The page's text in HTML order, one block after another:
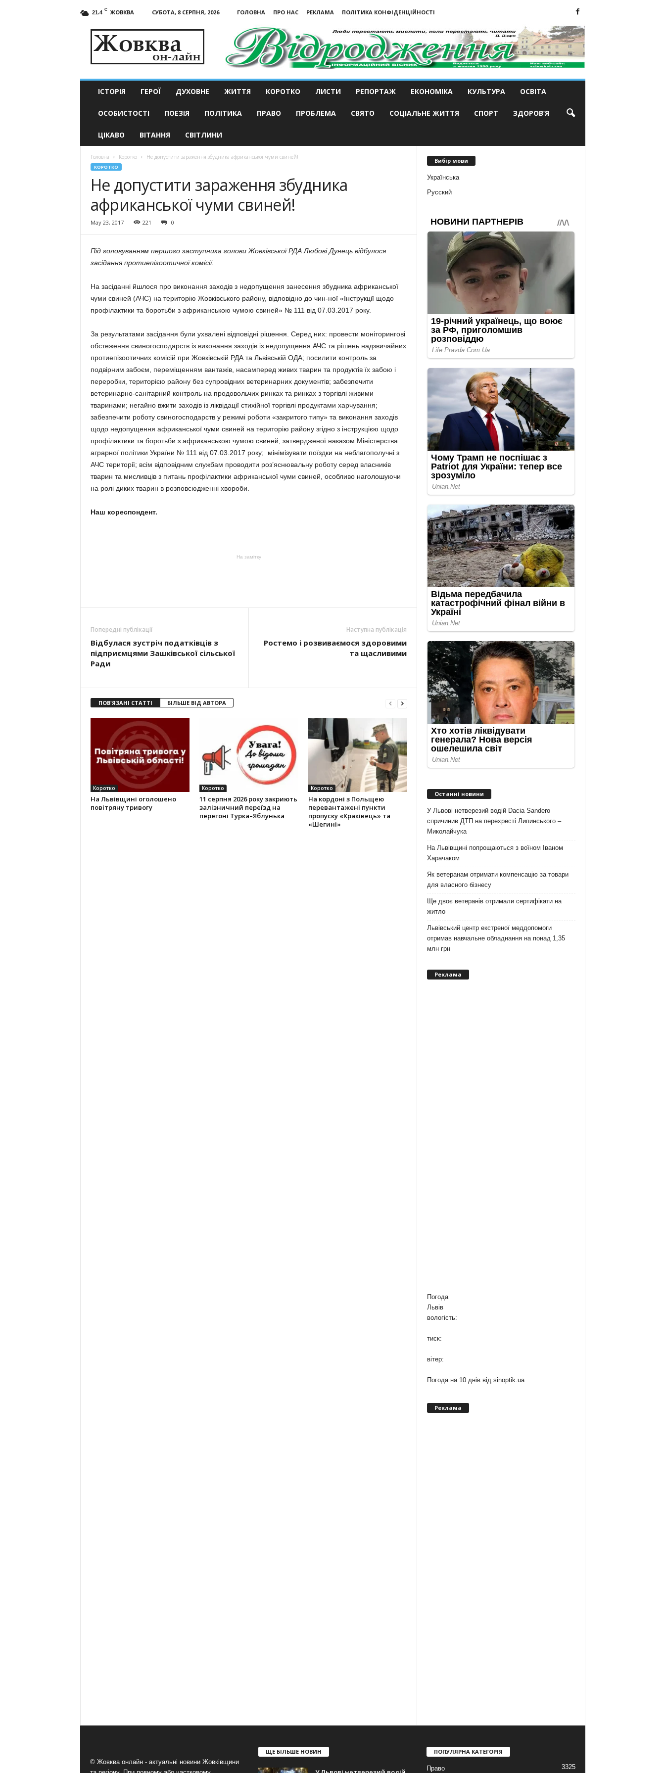
21.4 C ЖОВКВА СУБОТА, 8 СЕРПНЯ, 2026 ГОЛОВНА ПРО НАС РЕКЛАМА
ПОЛІТИКА КОНФІДЕНЦІЙНОСТІ
актуальні
ІСТОРІЯ ГЕРОЇ ДУХОВНЕ ЖИТТЯ КОРОТКО ЛИСТИ РЕПОРТАЖ ЕКОНОМІКА КУЛЬТУРА ОСВІТА
ОСОБИСТОСТІ ПОЕЗІЯ ПОЛІТИКА ПРАВО ПРОБЛЕМА СВЯТО СОЦІАЛЬНЕ ЖИТТЯ СПОРТ ЗДОРОВ’Я
ЦІКАВО ВІТАННЯ СВІТЛИНИ
Головна Коротко Не допустити зараження збудника африканської чуми свиней!
КОРОТКО
Не допустити зараження збудника
африканської чуми свиней!
May 23, 2017 221 0
Під головуванням першого заступника голови Жовківської РДА Любові Дунець відбулося
засідання протиепізоотичної комісії.
На засіданні йшлося про виконання заходів з недопущення занесення збудника африканської
чуми свиней (АЧС) на територію Жовківського району, відповідно до чин-ної «Інструкції щодо
профілактики та боротьби з африканською чумою свиней» № 111 від 07.03.2017 року.
За результатами засідання були ухвалені відповідні рішення. Серед них: провести моніторингові
обстеження свиногосподарств із виконання заходів із недопущення АЧС та рішень надзвичайних
протиепізоотичних комісій при Жовківській РДА та Львівській ОДА; посилити контроль за
подвірним забоєм, переміщенням вантажів, насамперед живих тварин та продуктів їх забою і
переробки, територією району без супровідних ветеринарних документів; забезпечити
ветеринарно-санітарний контроль на продовольчих ринках та ринках з торгівлі живими
тваринами; негайно вжити заходів із ліквідації стихійної торгівлі продуктами харчування;
забезпечити роботу свиногосподарств у режимі роботи «закритого типу» та виконання заходів
щодо недопущення африканської чуми свиней на територію району згідно з інструкцією щодо
профілактики та боротьби з африканською чумою свиней, затвердженої наказом Міністерства
аграрної політики України № 111 від 07.03.2017 року; мінімізувати поїздки на неблагополучні з
АЧС території; всім відповідним службам проводити роз’яснювальну роботу серед власників
тварин та мисливців з питань профілактики африканської чуми свиней, особливо наголошуючи
на ролі диких тварин в розповсюдженні хвороби.
Наш кореспондент.
На замітку
Попередні публікації
Відбулася зустріч податківців з
підприємцями Зашківської сільської
Ради
Наступна публікація
Ростемо і розвиваємося здоровими
та щасливими
ПОВ'ЯЗАНІ СТАТТІ БІЛЬШЕ ВІД АВТОРА
Коротко
На Львівщині оголошено
повітряну тривогу
Коротко
11 серпня 2026 року закриють
залізничний переїзд на
перегоні Турка–Яблунька
Коротко
На кордоні з Польщею
перевантажені пункти
пропуску «Краківець» та
«Шегині»
Вибір мови
Українська
Русский
Останні новини
У Львові нетверезий водій Dacia Sandero
спричинив ДТП на перехресті Липинського –
Миколайчука
На Львівщині попрощаються з воїном Іваном
Харачаком
Як ветеранам отримати компенсацію за товари
для власного бізнесу
Ще двоє ветеранів отримали сертифікати на
житло
Львівський центр екстреної меддопомоги
отримав навчальне обладнання на понад 1,35
млн грн
Реклама
Погода
Львів
вологість:
тиск:
вітер:
Погода на 10 днів від sinoptik.ua
Реклама
© Жовква онлайн - актуальні новини Жовківщини
ЩЕ БІЛЬШЕ НОВИН ПОПУЛЯРНА КАТЕГОРІЯ
Право 3325